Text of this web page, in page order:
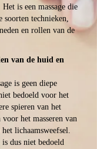
is een massage die
soorten technieken,
en rollen van de
van de huid en
is geen diepe
bedoeld voor het
spieren van het
het masseren van
lichaamsweefsel.
is dus niet bedoeld